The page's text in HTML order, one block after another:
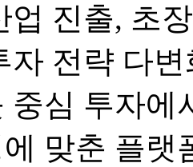
업 진출, 초
자 전략 다
중심 투자에
맞춘 플랫